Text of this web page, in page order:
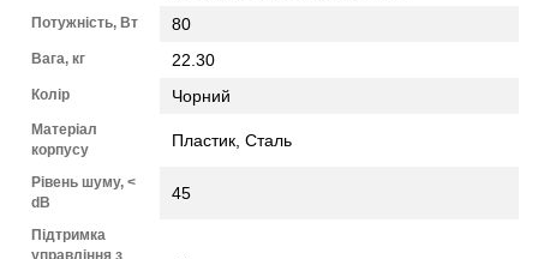
Потужність, Вт 80
Вага, кг 22.30
Колір Чорний
Матеріал
корпусу
Пластик, Сталь
Рівень шуму, <
dB
45
Підтримка
управління з